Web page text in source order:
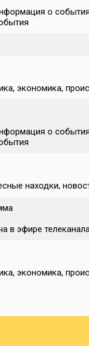
о
экономика,
о
находки,
в эфире
экономика,